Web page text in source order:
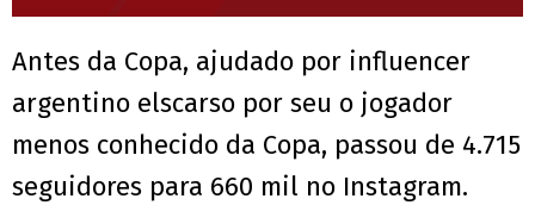
Antes da Copa, ajudado por influencer
argentino elscarso por seu o jogador
menos conhecido da Copa, passou de 4.715
seguidores para 660 mil no Instagram.